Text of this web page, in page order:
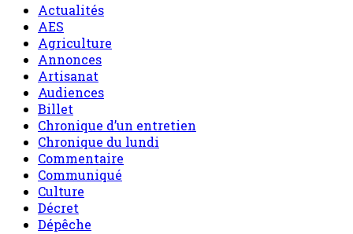
Actualités
AES
Agriculture
Annonces
Artisanat
Audiences
Billet
Chronique d’un entretien
Chronique du lundi
Commentaire
Communiqué
Culture
Décret
Dépêche